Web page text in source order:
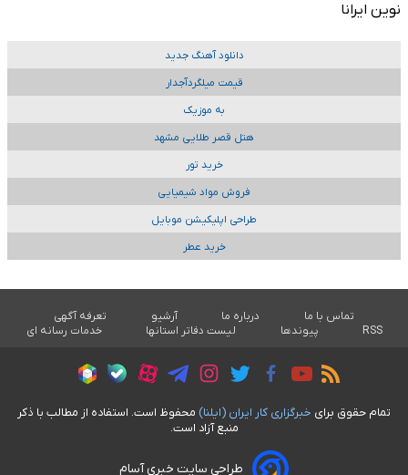
نوین ایرانا
دانلود آهنگ جدید
قیمت میلگردآجدار
به موزیک
هتل قصر طلایی مشهد
خرید تور
فروش مواد شیمیایی
طراحی اپلیکیشن موبایل
خرید عطر
تماس با ما درباره ما آرشیو
تعرفه آگهی
RSS
پیوندها لیست دفاتر استانها خدمات رسانه ای
تمام حقوق برای خبرگزاری کار ايران (ايلنا) محفوظ است. استفاده از مطالب با ذکر
منبع آزاد است.
طراحی سایت خبری آسام